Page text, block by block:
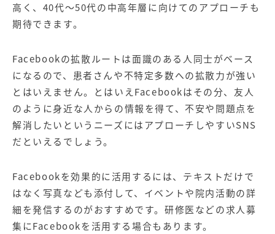
高く、40代～50代の中高年層に向けてのアプローチも
期待できます。
Facebookの拡散ルートは面識のある人同士がベース
になるので、患者さんや不特定多数への拡散力が強い
とはいえません。とはいえFacebookはその分、友人
のように身近な人からの情報を得て、不安や問題点を
解消したいというニーズにはアプローチしやすいSNS
だといえるでしょう。
Facebookを効果的に活用するには、テキストだけで
はなく写真なども添付して、イベントや院内活動の詳
細を発信するのがおすすめです。研修医などの求人募
集にFacebookを活用する場合もあります。